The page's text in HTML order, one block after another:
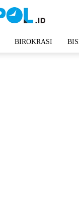
BIROKRASI